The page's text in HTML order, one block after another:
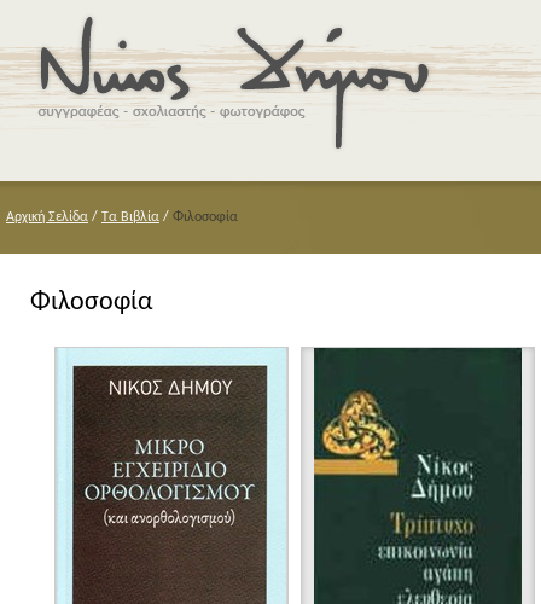
Αρχική Σελίδα / Τα Βιβλία / Φιλοσοφία
Φιλοσοφία